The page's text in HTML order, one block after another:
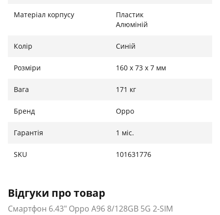
Матеріал корпусу
Пластик
Алюміній
Колір Синій
Розміри 160 х 73 х 7 мм
Вага 171 кг
Бренд Oppo
Гарантія 1 міс.
SKU 101631776
Відгуки про товар
Смартфон 6.43" Oppo A96 8/128GB 5G 2-SIM